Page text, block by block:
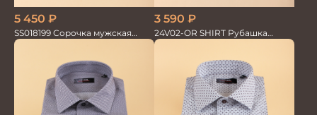
5 450 ₽
SS018199 Сорочка мужская
GROSTYLE PRIME
3 590 ₽
24V02-OR SHIRT Рубашка
мужская